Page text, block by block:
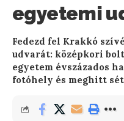
egyetemi
Fedezd fel Krakkó
udvarát: középkori
egyetem évszázados
fotóhely és meghitt